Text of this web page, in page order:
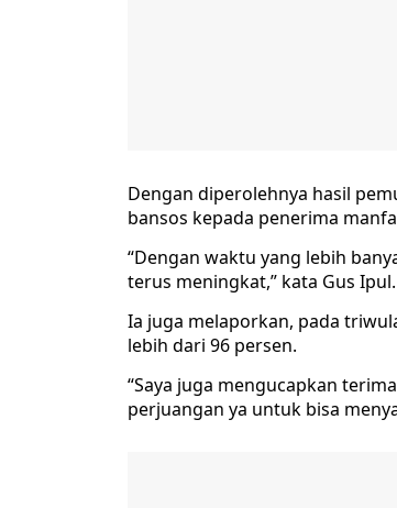
Dengan diperolehnya hasil
bansos kepada penerima
“Dengan waktu yang lebih
terus meningkat,” kata Gus Ipul.
Ia juga melaporkan, pada
lebih dari 96 persen.
“Saya juga mengucapkan
perjuangan ya untuk bisa